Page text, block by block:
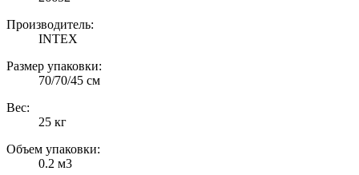
Производитель:
INTEX
Размер упаковки:
70/70/45 см
Вес:
25 кг
Объем упаковки:
0.2 м3